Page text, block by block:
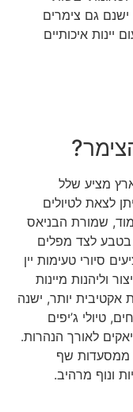
ישנם גם צימרים
יינות איכותיים
מציע שלל
לצאת לטיולים
שמורת הבניאס
בטבע לצד מפלים
סיורי טעימות יין
וליהנות מיינות
אקטיבית יותר, ישנה
טיולי ג’יפים
לאורך הנהרות.
ממסעדות שף
ונוף מרהיב.